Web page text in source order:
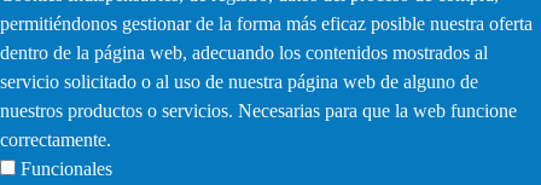
permitiéndonos gestionar de la forma más eficaz posible nuestra oferta
dentro de la página web, adecuando los contenidos mostrados al
servicio solicitado o al uso de nuestra página web de alguno de
nuestros productos o servicios. Necesarias para que la web funcione
correctamente.
Funcionales